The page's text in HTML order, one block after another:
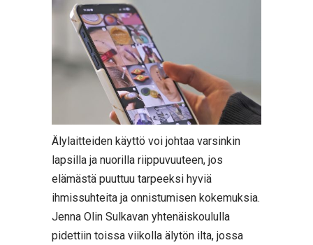
Älylaitteiden käyttö voi johtaa varsinkin
lapsilla ja nuorilla riippuvuuteen, jos
elämästä puuttuu tarpeeksi hyviä
ihmissuhteita ja onnistumisen kokemuksia.
Jenna Olin Sulkavan yhtenäiskoululla
pidettiin toissa viikolla älytön ilta, jossa